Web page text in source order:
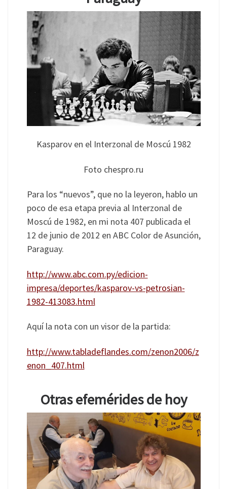
Kasparov en el Interzonal de Moscú 1982
Foto chespro.ru
Para los “nuevos”, que no la leyeron, hablo un
poco de esa etapa previa al Interzonal de
Moscú de 1982, en mi nota 407 publicada el
12 de junio de 2012 en ABC Color de Asunción,
Paraguay.
http://www.abc.com.py/edicion-
impresa/deportes/kasparov-vs-petrosian-
1982-413083.html
Aquí la nota con un visor de la partida:
http://www.tabladeflandes.com/zenon2006/z
enon_407.html
Otras efemérides de hoy